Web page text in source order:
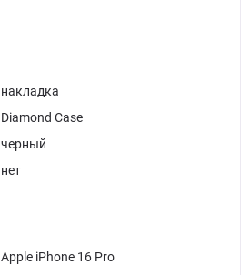
накладка
Diamond Case
черный
нет
Apple iPhone 16 Pro